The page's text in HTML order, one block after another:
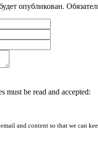
опубликован.
be read and accepted:
and content so that we can